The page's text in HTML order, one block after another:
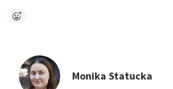
Monika Statucka